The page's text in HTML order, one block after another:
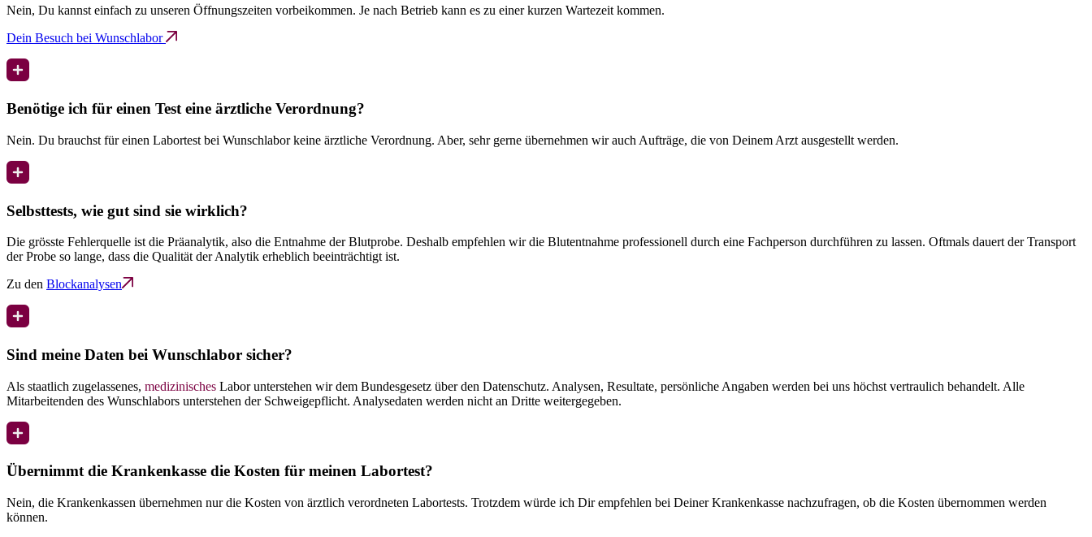
Nein, Du kannst einfach zu unseren Öffnungszeiten vorbeikommen. Je nach Betrieb kann es zu einer kurzen Wartezeit kommen.
Dein Besuch bei Wunschlabor
Benötige ich für einen Test eine ärztliche Verordnung?
Nein. Du brauchst für einen Labortest bei Wunschlabor keine ärztliche Verordnung. Aber, sehr gerne übernehmen wir auch Aufträge, die von Deinem Arzt ausgestellt werden.
Selbsttests, wie gut sind sie wirklich?
Die grösste Fehlerquelle ist die Präanalytik, also die Entnahme der Blutprobe. Deshalb empfehlen wir die Blutentnahme professionell durch eine Fachperson durchführen zu lassen. Oftmals dauert der Transport
der Probe so lange, dass die Qualität der Analytik erheblich beeinträchtigt ist.
Zu den Blockanalysen
Sind meine Daten bei Wunschlabor sicher?
Als staatlich zugelassenes, medizinisches Labor unterstehen wir dem Bundesgesetz über den Datenschutz. Analysen, Resultate, persönliche Angaben werden bei uns höchst vertraulich behandelt. Alle
Mitarbeitenden des Wunschlabors unterstehen der Schweigepflicht. Analysedaten werden nicht an Dritte weitergegeben.
Übernimmt die Krankenkasse die Kosten für meinen Labortest?
Nein, die Krankenkassen übernehmen nur die Kosten von ärztlich verordneten Labortests. Trotzdem würde ich Dir empfehlen bei Deiner Krankenkasse nachzufragen, ob die Kosten übernommen werden
können.